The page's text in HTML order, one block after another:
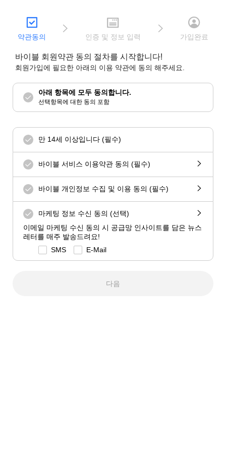
약관동의 인증 및 정보 입력 가입완료
바이블 회원약관 동의 절차를 시작합니다!
회원가입에 필요한 아래의 이용 약관에 동의 해주세요.
아래 항목에 모두 동의합니다.
선택항목에 대한 동의 포함
만 14세 이상입니다 (필수)
바이블 서비스 이용약관 동의 (필수)
바이블 개인정보 수집 및 이용 동의 (필수)
마케팅 정보 수신 동의 (선택)
이메일 마케팅 수신 동의 시 공급망 인사이트를 담은 뉴스
레터를 매주 발송드려요!
SMS
E-Mail
다음